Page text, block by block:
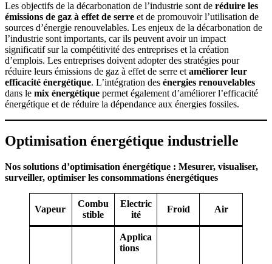
Les objectifs de la décarbonation de l’industrie sont de réduire les
émissions de gaz à effet de serre et de promouvoir l’utilisation de
sources d’énergie renouvelables. Les enjeux de la décarbonation de
l’industrie sont importants, car ils peuvent avoir un impact
significatif sur la compétitivité des entreprises et la création
d’emplois. Les entreprises doivent adopter des stratégies pour
réduire leurs émissions de gaz à effet de serre etaméliorer leur
efficacité énergétique. L’intégration des énergies renouvelables
dans le mix énergétique permet également d’améliorer l’efficacité
énergétique et de réduire la dépendance aux énergies fossiles.
Optimisation énergétique industrielle
Nos solutions d’optimisation énergétique : Mesurer, visualiser,
surveiller, optimiser les consommations énergétiques
Vapeur
Combu
stible
Electric
ité
Froid Air
Applica
tions